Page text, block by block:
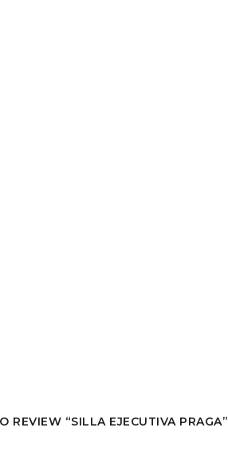
REVIEW “SILLA EJECUTIVA PRAGA”